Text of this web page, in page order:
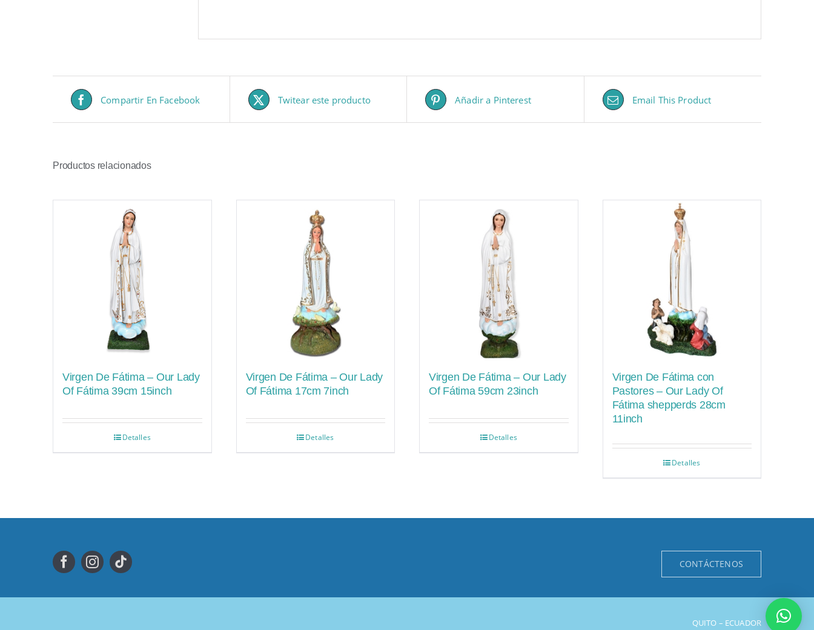
Compartir En Facebook Twitear este producto Añadir a Pinterest Email This Product
Productos relacionados
Virgen De Fátima – Our Lady
Of Fátima 39cm 15inch
Detalles
Virgen De Fátima – Our Lady
Of Fátima 17cm 7inch
Detalles
Virgen De Fátima – Our Lady
Of Fátima 59cm 23inch
Detalles
Virgen De Fátima con
Pastores – Our Lady Of
Fátima shepperds 28cm
11inch
Detalles
CONTÁCTENOS
QUITO – ECUADOR